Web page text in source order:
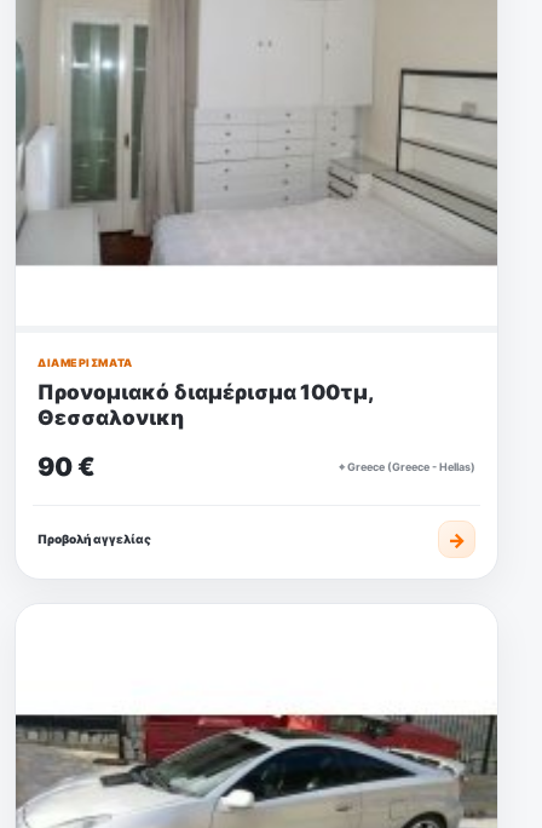
ΔΙΑΜΕΡΊΣΜΑΤΑ
Προνομιακό διαμέρισμα 100τμ,
Θεσσαλονικη
90 € ⌖ Greece (Greece - Hellas)
Προβολή αγγελίας →